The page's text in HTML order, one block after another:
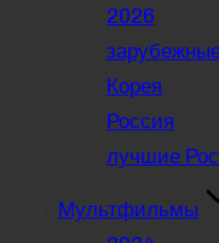
2026
Корея
Россия
лучшие
Мультфильмы